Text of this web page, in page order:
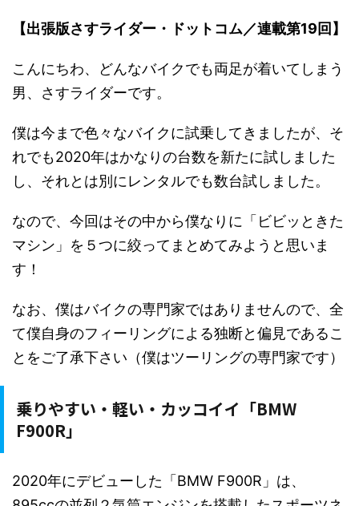
【出張版さすライダー・ドットコム／連載第19回】
こんにちわ、どんなバイクでも両足が着いてしまう
男、さすライダーです。
僕は今まで色々なバイクに試乗してきましたが、そ
れでも2020年はかなりの台数を新たに試しました
し、それとは別にレンタルでも数台試しました。
なので、今回はその中から僕なりに「ビビッときた
マシン」を５つに絞ってまとめてみようと思いま
す！
なお、僕はバイクの専門家ではありませんので、全
て僕自身のフィーリングによる独断と偏見であるこ
とをご了承下さい（僕はツーリングの専門家です）
乗りやすい・軽い・カッコイイ「BMW
F900R」
2020年にデビューした「BMW F900R」は、